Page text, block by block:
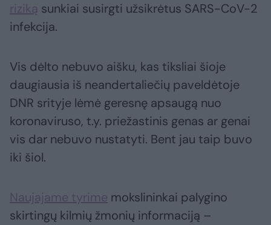
riziką sunkiai susirgti užsikrėtus SARS-CoV-2
infekcija.
Vis dėlto nebuvo aišku, kas tiksliai šioje
daugiausia iš neandertaliečių paveldėtoje
DNR srityje lėmė geresnę apsaugą nuo
koronaviruso, t.y. priežastinis genas ar genai
vis dar nebuvo nustatyti. Bent jau taip buvo
iki šiol.
Naujajame tyrime mokslininkai palygino
skirtingų kilmių žmonių informaciją –